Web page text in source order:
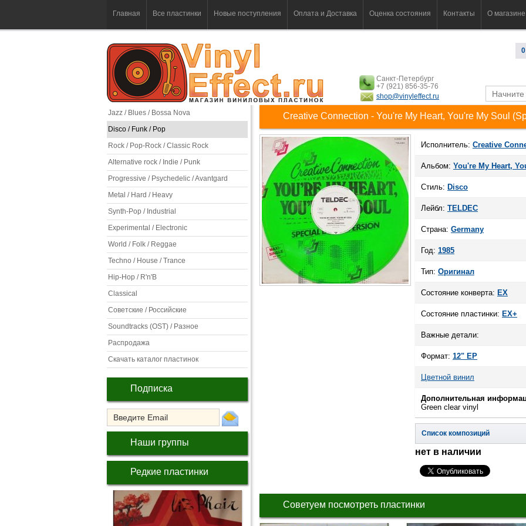
Главная Все пластинки Новые поступления Оплата и Доставка Оценка состояния Контакты О магазине
0
Санкт-Петербург
+7 (921) 856-35-76
shop@vinyleffect.ru
Jazz / Blues / Bossa Nova
Disco / Funk / Pop
Rock / Pop-Rock / Classic Rock
Alternative rock / Indie / Punk
Progressive / Psychedelic / Avantgard
Metal / Hard / Heavy
Synth-Pop / Industrial
Experimental / Electronic
World / Folk / Reggae
Techno / House / Trance
Hip-Hop / R'n'B
Classical
Советские / Российские
Soundtracks (OST) / Разное
Распродажа
Скачать каталог пластинок
Подписка
Наши группы
Редкие пластинки
Creative Connection - You're My Heart, You're My Soul
Исполнитель: Creative
Альбом: You're My Heart,
Стиль: Disco
Лейбл: TELDEC
Страна: Germany
Год: 1985
Тип: Оригинал
Состояние конверта: EX
Состояние пластинки: EX+
Важные детали:
Формат: 12" EP
Цветной винил
Дополнительная
Green clear vinyl
Список композиций
нет в наличии
Советуем посмотреть пластинки